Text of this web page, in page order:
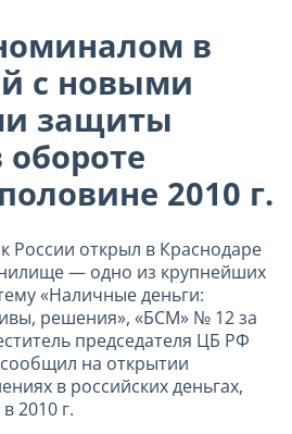
в
с новыми
защиты
обороте
2010 г.
России открыл в Краснодаре
— одно из крупнейших
«Наличные деньги:
решения», «БСМ» № 12 за
председателя ЦБ РФ
на открытии
в российских деньгах,
2010 г.